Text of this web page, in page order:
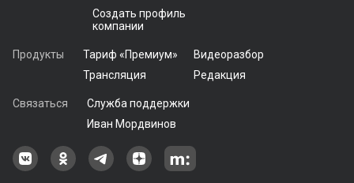
Создать профиль
компании
Продукты Тариф «Премиум»
Видеоразбор
Трансляция
Редакция
Связаться
Служба поддержки
Иван Мордвинов
Наша группа в ВКонтакте
Наша группа на Одноклассники[
Наша группа в Telegram
наш профиль на Дзен
Наш аккаунт на Мегасреде